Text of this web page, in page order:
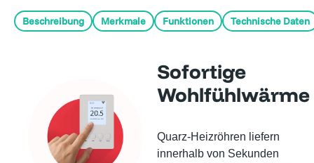
Beschreibung Merkmale Funktionen Technische Daten
Sofortige
Wohlfühlwärme
Quarz-Heizröhren liefern
innerhalb von Sekunden